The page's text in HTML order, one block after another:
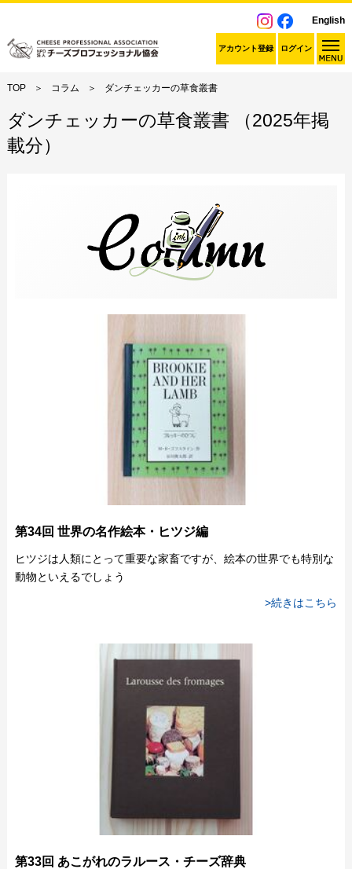
English
アカウント登録 ログイン
TOP コラム ダンチェッカーの草食叢書
ダンチェッカーの草食叢書 （2025年掲
載分）
第34回 世界の名作絵本・ヒツジ編
ヒツジは人類にとって重要な家畜ですが、絵本の世界でも特別な
動物といえるでしょう
>続きはこちら
第33回 あこがれのラルース・チーズ辞典